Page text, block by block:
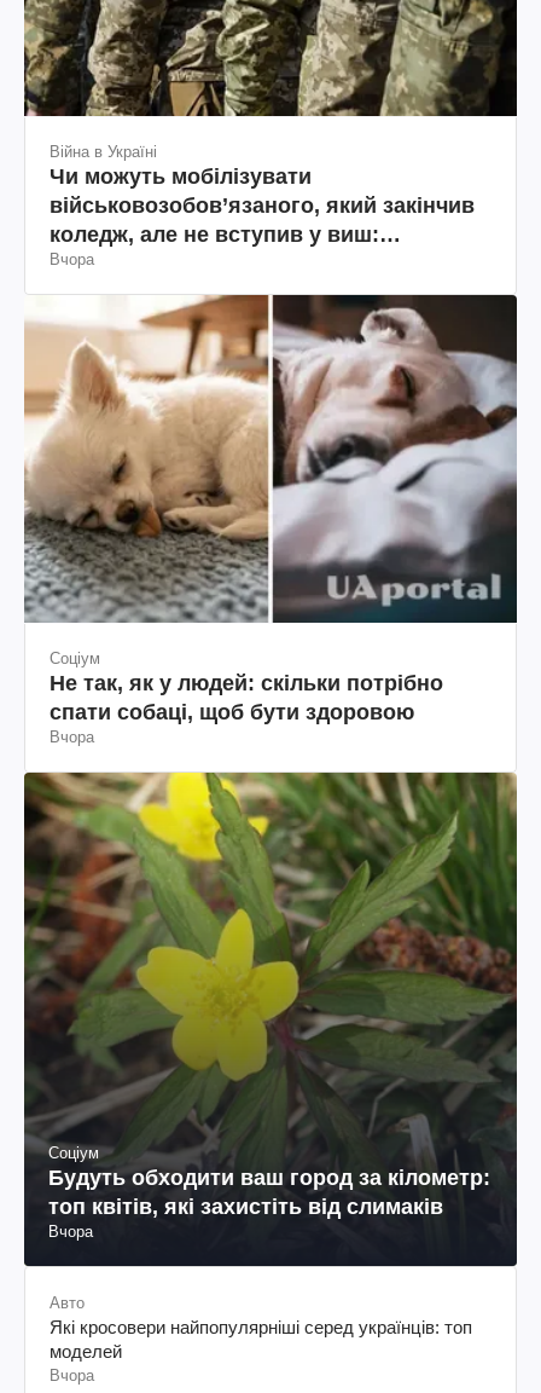
Війна в Україні
Чи можуть мобілізувати
військовозобов’язаного, який закінчив
коледж, але не вступив у виш:
пояснення юриста
Вчора
Соціум
Не так, як у людей: скільки потрібно
спати собаці, щоб бути здоровою
Вчора
Соціум
Будуть обходити ваш город за кілометр:
топ квітів, які захистіть від слимаків
Вчора
Авто
Які кросовери найпопулярніші серед українців: топ
моделей
Вчора